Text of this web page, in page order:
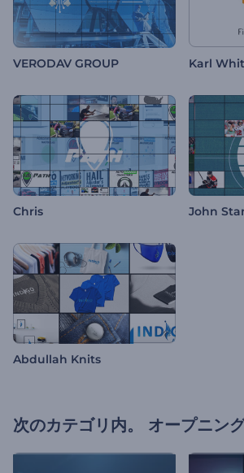
VERODAV GROUP Karl
Chris John
Abdullah Knits
次のカテゴリ内。 オープニン